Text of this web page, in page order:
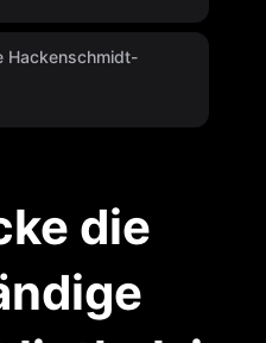
Hackenschmidt-
die